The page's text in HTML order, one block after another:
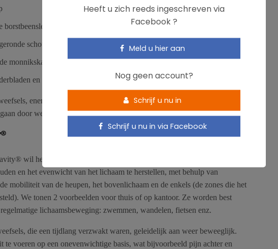
tepelspier
schouders naar voren hellen
monnikskapspieren en de ruitvormige spieren
en de wervelkolom
enerzijds uitgerekt en anderzijds gesloten, krijgen een vorm van
door weer meer mobiel te worden… maar niet op gelijk welke manier!
wil het lichaam weer in zijn geheel beweeglijk maken, om dit
en het evenwicht van het lichaam te herstellen, met behulp van
mobiliteit van de heupen, het bovenlichaam en de enkels (de zones die het
We tonen 2 voorbeelden voor thuis of op kantoor. Ze worden best
lichaamsbeweging: zwemmen, wandelen, fietsen enz.
die een tijdlang verzwakt waren, geleidelijk aan weer beweeglijk.
te voeren op een onevenwichtige basis, wat bijvoorbeeld pijn achter en
Heeft u zich reeds ingeschreven via
Facebook ?
Meld u hier aan
Nog geen account?
Schrijf u nu in
Schrijf u nu in via Facebook